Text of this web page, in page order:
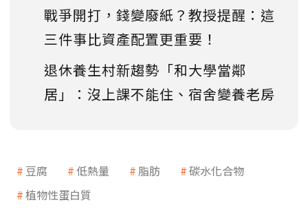
戰爭開打，錢變廢紙？教授提醒：這
三件事比資產配置更重要！
退休養生村新趨勢「和大學當鄰
居」：沒上課不能住、宿舍變養老房
豆腐 低熱量 脂肪
碳水化合物
植物性蛋白質